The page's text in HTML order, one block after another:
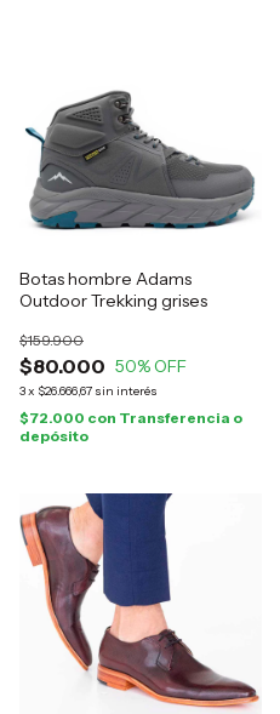
Botas hombre Adams
Outdoor Trekking grises
$80.000
$159.900
50% OFF
3x $26.666,67 sin interés
$72.000 con Transferencia o
depósito